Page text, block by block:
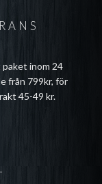
inom 24
från 799kr, för
45-49 kr.